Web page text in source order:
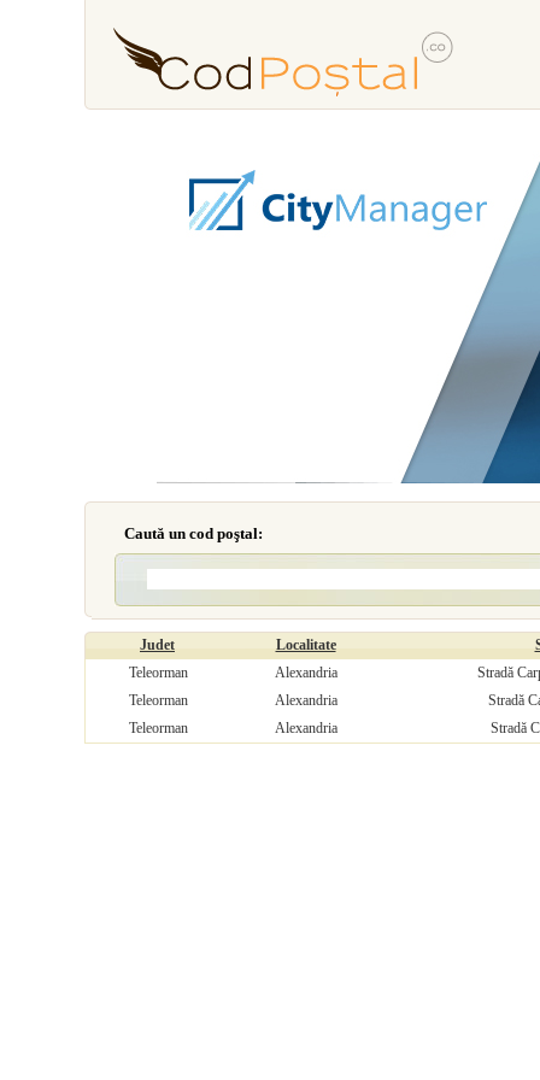
Caută un cod poştal:
Judet Localitate
Teleorman
Alexandria
Stradă
Teleorman
Alexandria
Stradă
Teleorman
Alexandria Stradă